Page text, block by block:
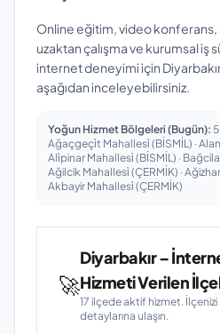
Online eğitim, video konferans,
uzaktan çalışma ve kurumsal iş
internet deneyimi için
aşağıdan inceleyebilirsiniz.
Yoğun Hizmet Bölgeleri (Bugün):
Ağaçgeçi̇t Mahallesi̇ (BİSMİL) ·
Ali̇pinar Mahallesi̇ (BİSMİL) ·
Ağilcik Mahallesi̇ (ÇERMİK) ·
Akbayir Mahallesi̇ (ÇERMİK)
🚀
Diyarbakır –
Hizmeti Verilen
17 ilçede aktif hizmet.
detaylarına ulaşın.